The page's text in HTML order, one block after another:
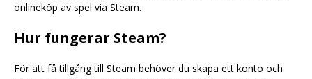
onlineköp av spel via Steam.
Hur fungerar Steam?
För att få tillgång till Steam behöver du skapa ett konto och